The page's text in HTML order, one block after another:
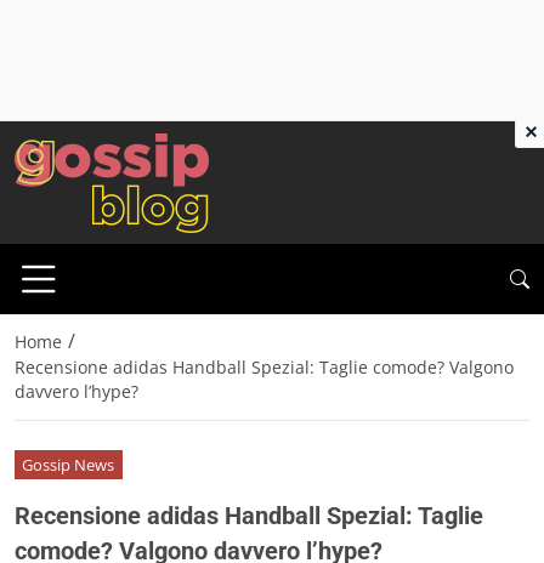
Home /
Recensione adidas Handball Spezial: Taglie comode? Valgono
davvero l’hype?
Gossip News
Recensione adidas Handball Spezial: Taglie
comode? Valgono davvero l’hype?
×